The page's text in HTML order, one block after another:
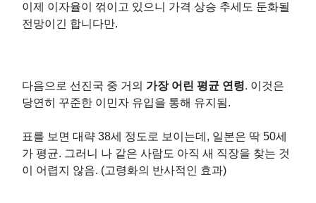
이제 이자율이 꺾이고 있으니 가격 상승 추세도 둔화될
전망이긴 합니다만.
다음으로 선진국 중 거의 가장 어린 평균 연령. 이것은
당연히 꾸준한 이민자 유입을 통해 유지됨.
표를 보면 대략 38세 정도로 보이는데, 일본은 딱 50세
가 평균. 그러니 나 같은 사람도 아직 새 직장을 찾는 것
이 어렵지 않음. (고령화의 반사적인 효과)